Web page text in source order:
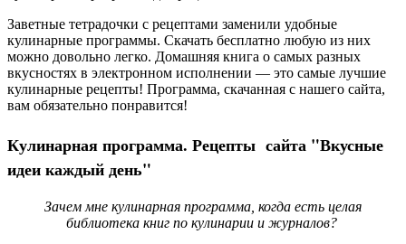
Заветные тетрадочки с рецептами заменили удобные
кулинарные программы. Скачать бесплатно любую из них
можно довольно легко. Домашняя книга о самых разных
вкусностях в электронном исполнении — это самые лучшие
кулинарные рецепты! Программа, скачанная с нашего сайта,
вам обязательно понравится!
Кулинарная программа. Рецепты сайта "Вкусные
идеи каждый день"
Зачем мне кулинарная программа, когда есть целая
библиотека книг по кулинарии и журналов?